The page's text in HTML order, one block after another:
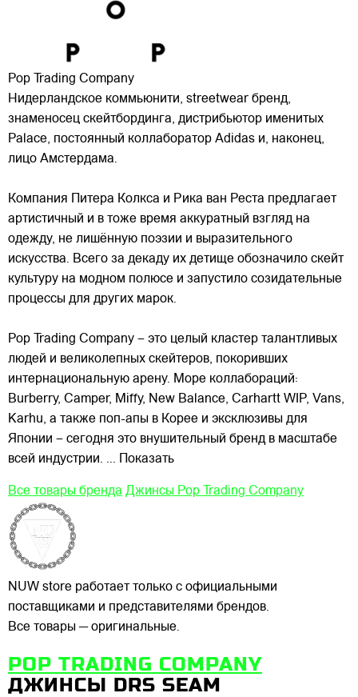
Pop Trading Company
Нидерландское коммьюнити, streetwear бренд,
знаменосец скейтбординга, дистрибьютор именитых
Palace, постоянный коллаборатор Adidas и, наконец,
лицо Амстердама.
Компания Питера Колкса и Рика ван Реста предлагает
артистичный и в тоже время аккуратный взгляд на
одежду, не лишённую поэзии и выразительного
искусства. Всего за декаду их детище обозначило скейт
культуру на модном полюсе и запустило созидательные
процессы для других марок.
Pop Trading Company – это целый кластер талантливых
людей и великолепных скейтеров, покоривших
интернациональную арену. Море коллабораций:
Burberry, Camper, Miffy, New Balance, Carhartt WIP, Vans,
Karhu, а также поп-апы в Корее и эксклюзивы для
Японии – сегодня это внушительный бренд в масштабе
всей индустрии. ... Показать
Все товары бренда Джинсы Pop Trading Company
NUW store работает только с официальными
поставщиками и представителями брендов.
Все товары — оригинальные.
POP TRADING COMPANY
ДЖИНСЫ DRS SEAM